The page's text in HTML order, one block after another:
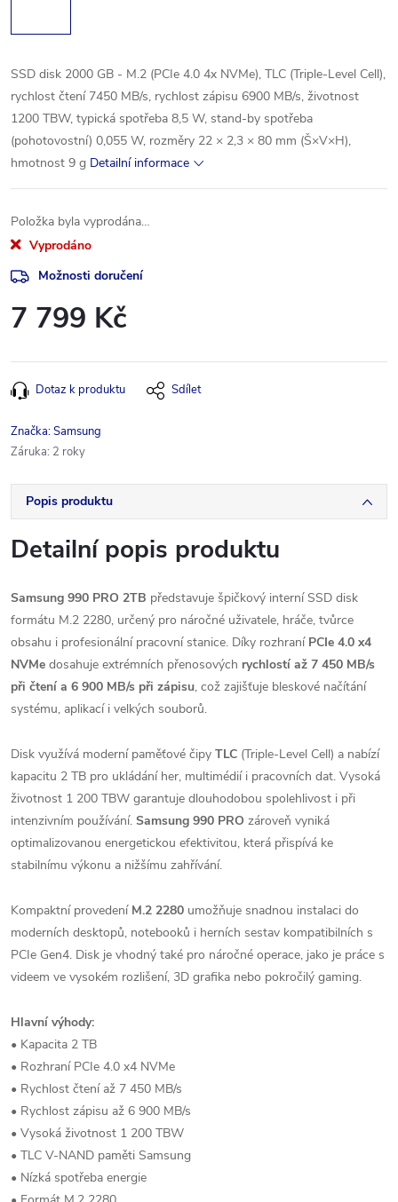
SSD disk 2000 GB - M.2 (PCIe 4.0 4x NVMe), TLC (Triple-Level Cell),
rychlost čtení 7450 MB/s, rychlost zápisu 6900 MB/s, životnost
1200 TBW, typická spotřeba 8,5 W, stand-by spotřeba
(pohotovostní) 0,055 W, rozměry 22 × 2,3 × 80 mm (Š×V×H),
hmotnost 9 g Detailní informace
Položka byla vyprodána…
Vyprodáno
Možnosti doručení
7 799 Kč
cena:
Dotaz k produktu Sdílet
Značka:Samsung
Záruka: 2 roky
Popis produktu
Detailní popis produktu
Samsung 990 PRO 2TB představuje špičkový interní SSD disk
formátu M.2 2280, určený pro náročné uživatele, hráče, tvůrce
obsahu i profesionální pracovní stanice. Díky rozhraní PCIe 4.0 x4
NVMe dosahuje extrémních přenosových rychlostí až 7 450 MB/s
při čtení a 6 900 MB/s při zápisu, což zajišťuje bleskové načítání
systému, aplikací i velkých souborů.
Disk využívá moderní paměťové čipy TLC (Triple-Level Cell) a nabízí
kapacitu 2 TB pro ukládání her, multimédií i pracovních dat. Vysoká
životnost 1 200 TBW garantuje dlouhodobou spolehlivost i při
intenzivním používání. Samsung 990 PRO zároveň vyniká
optimalizovanou energetickou efektivitou, která přispívá ke
stabilnímu výkonu a nižšímu zahřívání.
Kompaktní provedení M.2 2280 umožňuje snadnou instalaci do
moderních desktopů, notebooků i herních sestav kompatibilních s
PCIe Gen4. Disk je vhodný také pro náročné operace, jako je práce s
videem ve vysokém rozlišení, 3D grafika nebo pokročilý gaming.
Hlavní výhody:
• Kapacita 2 TB
• Rozhraní PCIe 4.0 x4 NVMe
• Rychlost čtení až 7 450 MB/s
• Rychlost zápisu až 6 900 MB/s
• Vysoká životnost 1 200 TBW
• TLC V-NAND paměti Samsung
• Nízká spotřeba energie